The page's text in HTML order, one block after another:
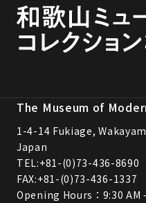
The Museum of
1-4-14 Fukiage,
Japan
TEL:+81-(0)73-436-8690
FAX:+81-(0)73-436-1337
Opening Hours：9:30